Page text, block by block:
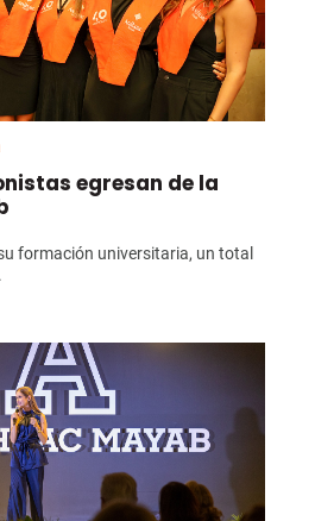
egresan de la
formación universitaria, un total